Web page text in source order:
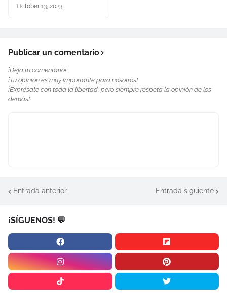
October 13, 2023
Publicar un comentario
¡Deja tu comentario!
¡Tu opinión es muy importante para nosotros!
¡Exprésate con toda la libertad, pero siempre respeta la opinión de los
demás!
Entrada anterior Entrada siguiente
¡SÍGUENOS! 💬